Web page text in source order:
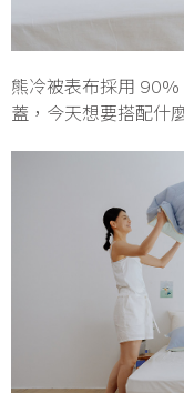
熊冷被表布採用
蓋，今天想要搭配什